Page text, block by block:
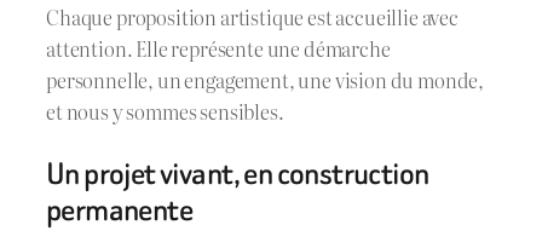
Chaque proposition artistique est accueillie avec
attention. Elle représente une démarche
personnelle, un engagement, une vision du monde,
et nous y sommes sensibles.
Un projet vivant, en construction
permanente